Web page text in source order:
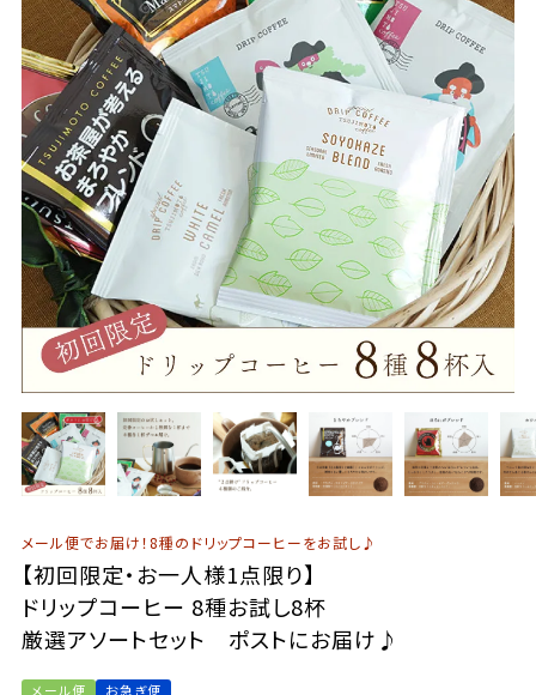
メール便でお届け！8種のドリップコーヒーをお試し♪
【初回限定・お一人様1点限り】
ドリップコーヒー 8種お試し8杯
厳選アソートセット ポストにお届け♪
メール便 お急ぎ便